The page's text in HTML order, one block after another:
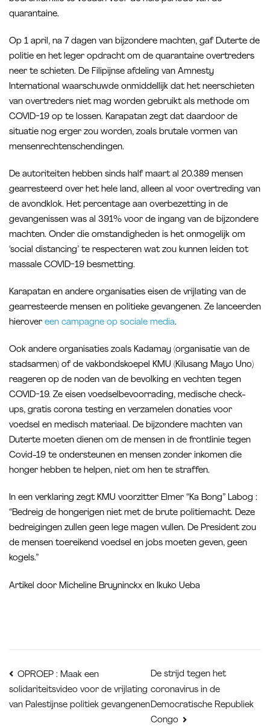
quarantaine.
Op 1 april, na 7 dagen van bijzondere machten, gaf Duterte de
politie en het leger opdracht om de quarantaine overtreders
neer te schieten. De Filipijnse afdeling van Amnesty
International waarschuwde onmiddellijk dat het neerschieten
van overtreders niet mag worden gebruikt als methode om
COVID-19 op te lossen. Karapatan zegt dat daardoor de
situatie nog erger zou worden, zoals brutale vormen van
mensenrechtenschendingen.
De autoriteiten hebben sinds half maart al 20.389 mensen
gearresteerd over het hele land, alleen al voor overtreding van
de avondklok. Het percentage aan overbezetting in de
gevangenissen was al 391% voor de ingang van de bijzondere
machten. Onder die omstandigheden is het onmogelijk om
‘social distancing’ te respecteren wat zou kunnen leiden tot
massale COVID-19 besmetting.
Karapatan en andere organisaties eisen de vrijlating van de
gearresteerde mensen en politieke gevangenen. Ze lanceerden
hierover een campagne op sociale media.
Ook andere organisaties zoals Kadamay (organisatie van de
stadsarmen) of de vakbondskoepel KMU (Kilusang Mayo Uno)
reageren op de noden van de bevolking en vechten tegen
COVID-19. Ze eisen voedselbevoorrading, medische check-
ups, gratis corona testing en verzamelen donaties voor
voedsel en medisch materiaal. De bijzondere machten van
Duterte moeten dienen om de mensen in de frontlinie tegen
Covid-19 te ondersteunen en mensen zonder inkomen die
honger hebben te helpen, niet om hen te straffen.
In een verklaring zegt KMU voorzitter Elmer “Ka Bong” Labog :
“Bedreig de hongerigen niet met de brute politiemacht. Deze
bedreigingen zullen geen lege magen vullen. De President zou
de mensen toereikend voedsel en jobs moeten geven, geen
kogels.”
Artikel door Micheline Bruyninckx en Ikuko Ueba
Bericht
navigatie
OPROEP : Maak een
solidariteitsvideo voor de vrijlating
van Palestijnse politiek gevangenen
De strijd tegen het
coronavirus in de
Democratische Republiek
Congo